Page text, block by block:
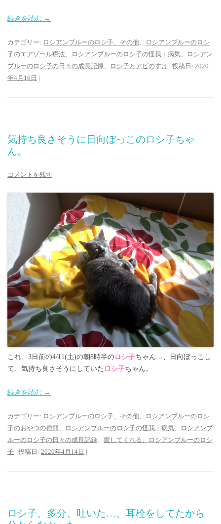
続きを読む →
カテゴリー: ロシアンブルーのロシ子、その他
ロシアンブルーのロシ
子のエアゾール療法
ロシアンブルーのロシ子の怪我・病気
ロシアン
ブルーのロシ子の日々の成長記録
ロシ子とアビのすけ | 投稿日: 2020
年4月16日 |
気持ち良さそうに日向ぼっこのロシ子ちゃ
ん。
コメントを残す
これ、3日前の4/11(土)の朝8時半のロシ子ちゃん…、日向ぼっこし
て、気持ち良さそうにしていた ロシ子ちゃん。
続きを読む →
カテゴリー: ロシアンブルーのロシ子、その他、
ロシアンブルーのロシ
子のおやつの種類、 ロシアンブルーのロシ子の怪我・病気、
ロシアンブ
ルーのロシ子の日々の成長記録、 癒してくれる、ロシアンブルーのロシ
子 | 投稿日: 2020年4月14日 |
ロシ子、多分、吐いた…、耳栓をしてたから